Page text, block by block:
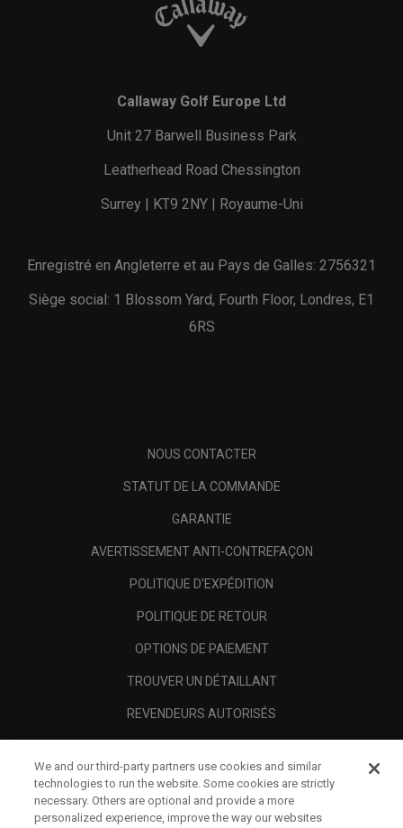
Callaway Golf Europe Ltd
Unit 27 Barwell Business Park
Leatherhead Road Chessington
Surrey | KT9 2NY | Royaume-Uni
Enregistré en Angleterre et au Pays de Galles: 2756321
Siège social: 1 Blossom Yard, Fourth Floor, Londres, E1
6RS
NOUS CONTACTER
STATUT DE LA COMMANDE
GARANTIE
AVERTISSEMENT ANTI-CONTREFAÇON
POLITIQUE D'EXPÉDITION
POLITIQUE DE RETOUR
OPTIONS DE PAIEMENT
TROUVER UN DÉTAILLANT
REVENDEURS AUTORISÉS
A PROPOS
MENTIONS LÉGALES
We and our third-party partners use cookies and similar
technologies to run the website. Some cookies are strictly
necessary. Others are optional and provide a more
personalized experience, improve the way our websites